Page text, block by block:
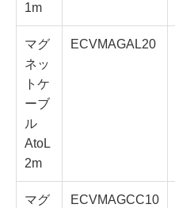
1m
マグ
ネッ
トケ
ーブ
ル
AtoL
2m
ECVMAGAL20
マグ
ECVMAGCC10